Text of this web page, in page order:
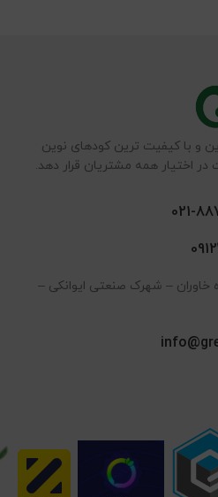
و با کیفیت ترین کودهای نوین
اختیار همه مشتریان قرار دهد.
کیلومتر 50 جاده خاوران – شهرک صنعتی ایوانکی –